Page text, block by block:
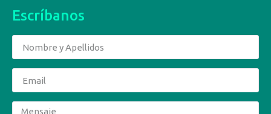
Escríbanos